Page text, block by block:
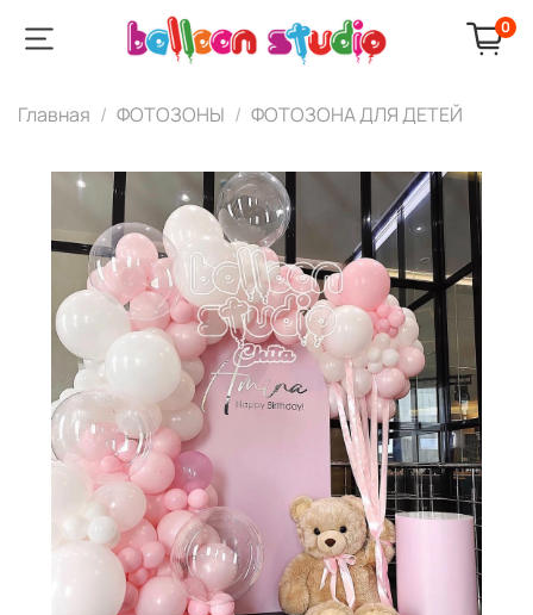
0
Главная ФОТОЗОНЫ ФОТОЗОНА ДЛЯ ДЕТЕЙ